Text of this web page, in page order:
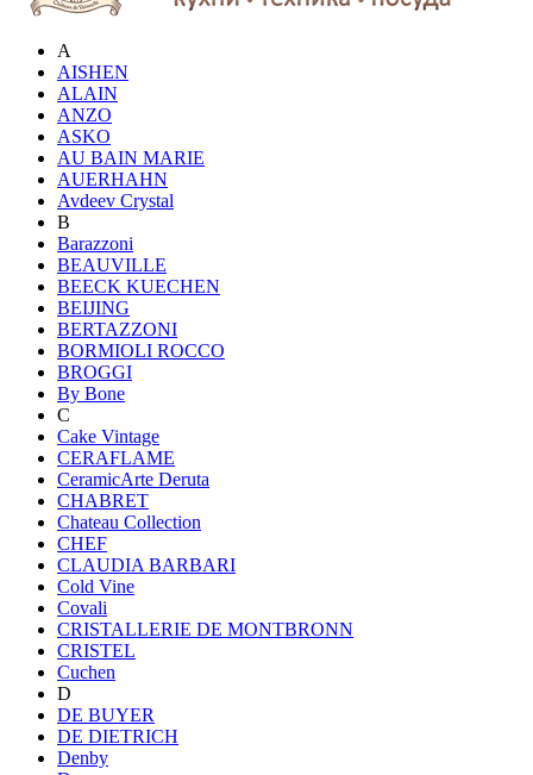
A
AISHEN
ALAIN
ANZO
ASKO
AU BAIN MARIE
AUERHAHN
Avdeev Crystal
B
Barazzoni
BEAUVILLE
BEECK KUECHEN
BEIJING
BERTAZZONI
BORMIOLI ROCCO
BROGGI
By Bone
C
Cake Vintage
CERAFLAME
CeramicArte Deruta
CHABRET
Chateau Collection
CHEF
CLAUDIA BARBARI
Cold Vine
Covali
CRISTALLERIE DE MONTBRONN
CRISTEL
Cuchen
D
DE BUYER
DE DIETRICH
Denby